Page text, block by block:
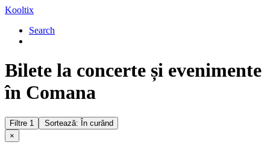
Kooltix
Search
Bilete la concerte și evenimente
în Comana
Filtre 1
Sortează: În curând
×